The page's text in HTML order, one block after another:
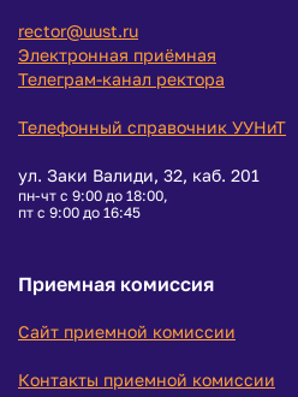
rector@uust.ru
Электронная приёмная
Телеграм-канал ректора
Телефонный справочник УУНиТ
ул. Заки Валиди, 32, каб. 201
пн-чт с 9:00 до 18:00,
пт с 9:00 до 16:45
Приемная комиссия
Сайт приемной комиссии
Контакты приемной комиссии